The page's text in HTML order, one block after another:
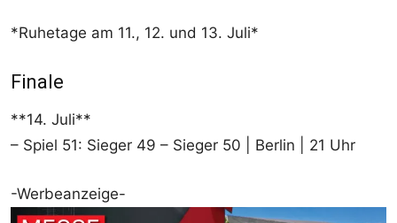
*Ruhetage am 11., 12. und 13. Juli*
Finale
**14. Juli**
– Spiel 51: Sieger 49 – Sieger 50 | Berlin | 21 Uhr
-Werbeanzeige-